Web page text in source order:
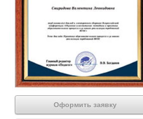
Оформить заявку